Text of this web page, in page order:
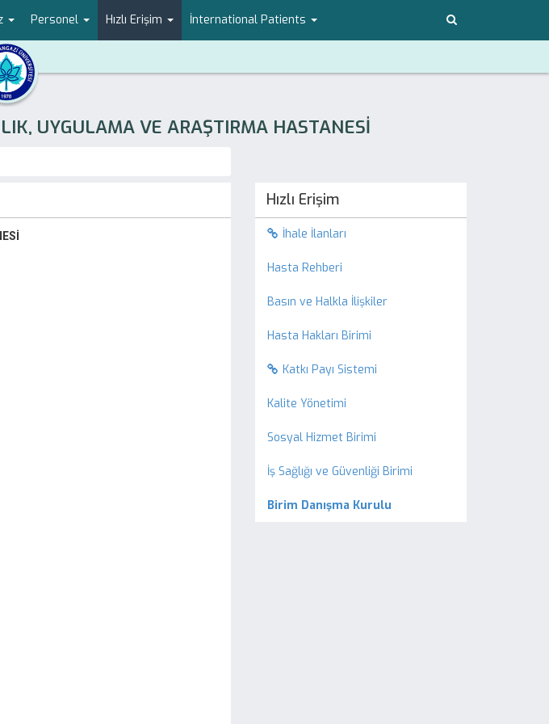
Personel Hızlı Erişim İnternational Patients
UYGULAMA VE ARAŞTIRMA HASTANESİ
Hızlı Erişim
İhale İlanları
Hasta Rehberi
Basın ve Halkla İlişkiler
Hasta Hakları Birimi
Katkı Payı Sistemi
Kalite Yönetimi
Sosyal Hizmet Birimi
İş Sağlığı ve Güvenliği Birimi
Birim Danışma Kurulu